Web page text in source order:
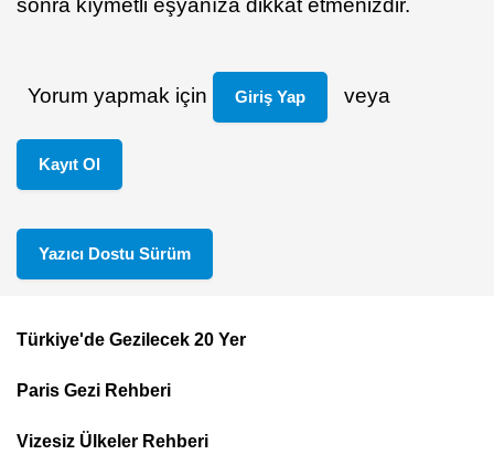
sonra kıymetli eşyanıza dikkat etmenizdir.
Yorum yapmak için Giriş Yap veya
Kayıt Ol
Yazıcı Dostu Sürüm
Top
Menu
Türkiye'de Gezilecek 20 Yer
Paris Gezi Rehberi
Vizesiz Ülkeler Rehberi